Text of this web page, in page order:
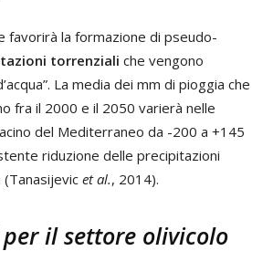
favorirà la formazione di pseudo-
torrenziali che vengono
La media dei mm di pioggia che
fra il 2000 e il 2050 varierà nelle
del Mediterraneo da -200 a +145
riduzione delle precipitazioni
(Tanasijevic et al., 2014).
il settore olivicolo